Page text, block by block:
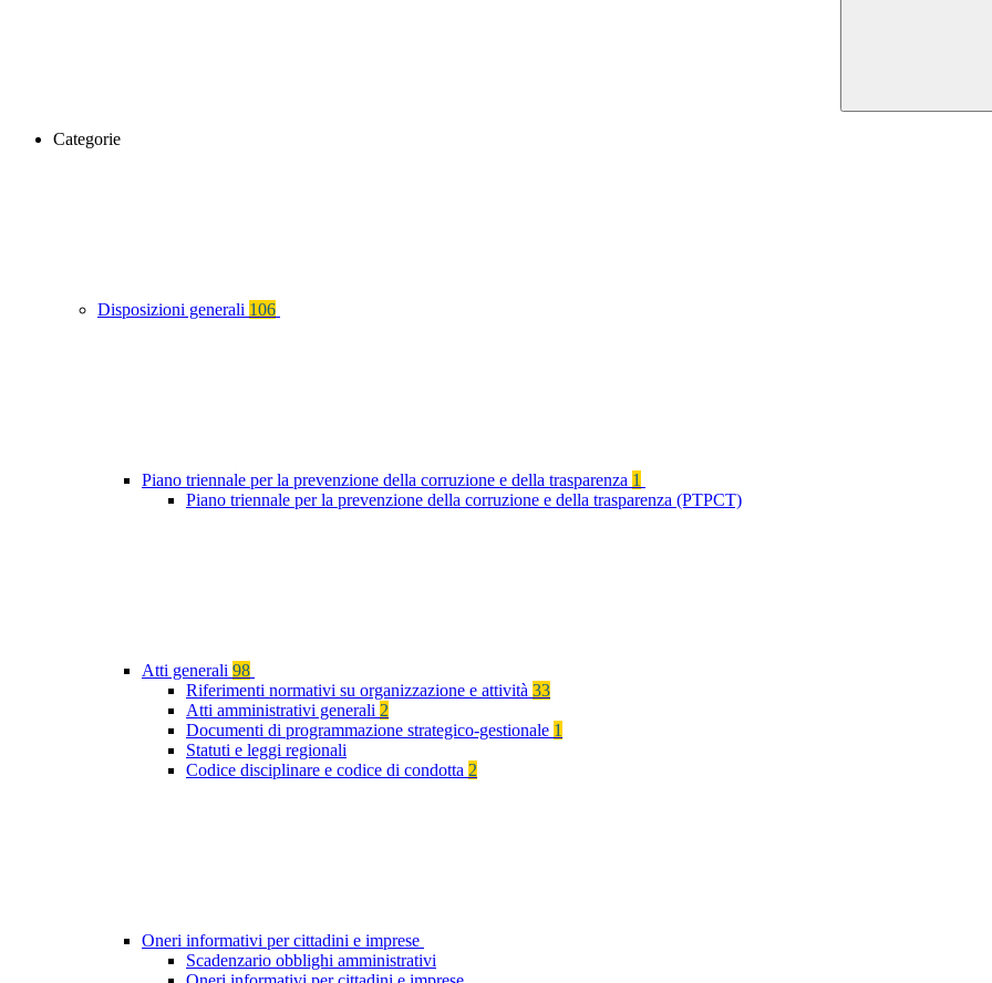
Categorie
Disposizioni generali 106
Piano triennale per la prevenzione della corruzione e della trasparenza 1
Piano triennale per la prevenzione della corruzione e della trasparenza (PTPCT)
Atti generali 98
Riferimenti normativi su organizzazione e attività 33
Atti amministrativi generali 2
Documenti di programmazione strategico-gestionale 1
Statuti e leggi regionali
Codice disciplinare e codice di condotta 2
Oneri informativi per cittadini e imprese
Scadenzario obblighi amministrativi